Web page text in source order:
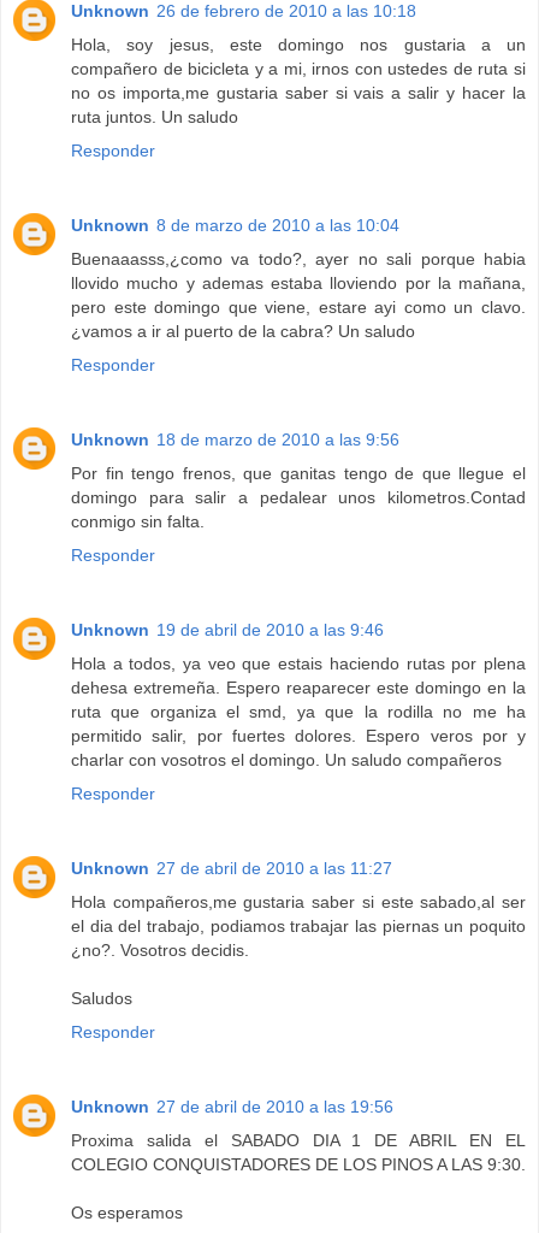
Unknown 26 de febrero de 2010 a las 10:18
Hola, soy jesus, este domingo nos gustaria a un
compañero de bicicleta y a mi, irnos con ustedes de ruta si
no os importa,me gustaria saber si vais a salir y hacer la
ruta juntos. Un saludo
Responder
Unknown 8 de marzo de 2010 a las 10:04
Buenaaasss,¿como va todo?, ayer no sali porque habia
llovido mucho y ademas estaba lloviendo por la mañana,
pero este domingo que viene, estare ayi como un clavo.
¿vamos a ir al puerto de la cabra? Un saludo
Responder
Unknown 18 de marzo de 2010 a las 9:56
Por fin tengo frenos, que ganitas tengo de que llegue el
domingo para salir a pedalear unos kilometros.Contad
conmigo sin falta.
Responder
Unknown 19 de abril de 2010 a las 9:46
Hola a todos, ya veo que estais haciendo rutas por plena
dehesa extremeña. Espero reaparecer este domingo en la
ruta que organiza el smd, ya que la rodilla no me ha
permitido salir, por fuertes dolores. Espero veros por y
charlar con vosotros el domingo. Un saludo compañeros
Responder
Unknown 27 de abril de 2010 a las 11:27
Hola compañeros,me gustaria saber si este sabado,al ser
el dia del trabajo, podiamos trabajar las piernas un poquito
¿no?. Vosotros decidis.
Saludos
Responder
Unknown 27 de abril de 2010 a las 19:56
Proxima salida el SABADO DIA 1 DE ABRIL EN EL
COLEGIO CONQUISTADORES DE LOS PINOS A LAS 9:30.
Os esperamos